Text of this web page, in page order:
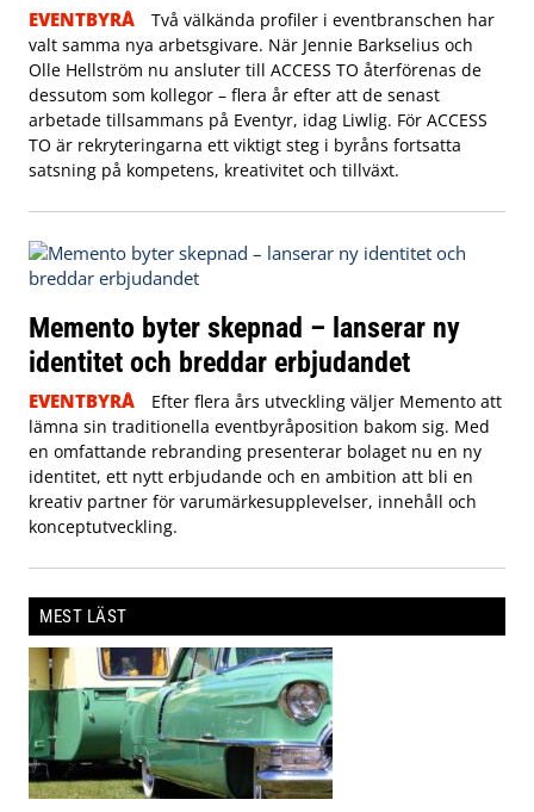
EVENTBYRÅ
Två välkända profiler i eventbranschen har
valt samma nya arbetsgivare. När Jennie Barkselius och
Olle Hellström nu ansluter till ACCESS TO återförenas de
dessutom som kollegor – flera år efter att de senast
arbetade tillsammans på Eventyr, idag Liwlig. För ACCESS
TO är rekryteringarna ett viktigt steg i byråns fortsatta
satsning på kompetens, kreativitet och tillväxt.
Memento byter skepnad – lanserar ny
identitet och breddar erbjudandet
EVENTBYRÅ
Efter flera års utveckling väljer Memento att
lämna sin traditionella eventbyråposition bakom sig. Med
en omfattande rebranding presenterar bolaget nu en ny
identitet, ett nytt erbjudande och en ambition att bli en
kreativ partner för varumärkesupplevelser, innehåll och
konceptutveckling.
MEST LÄST